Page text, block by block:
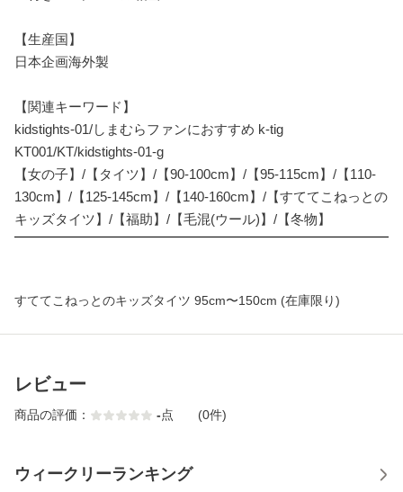
【生産国】
日本企画海外製
【関連キーワード】
kidstights-01/しまむらファンにおすすめ k-tig
KT001/KT/kidstights-01-g
【女の子】/【タイツ】/【90-100cm】/【95-115cm】/【110-
130cm】/【125-145cm】/【140-160cm】/【すててこねっとの
キッズタイツ】/【福助】/【毛混(ウール)】/【冬物】
すててこねっとのキッズタイツ 95cm〜150cm (在庫限り)
レビュー
商品の評価： -点 (0件)
ウィークリーランキング